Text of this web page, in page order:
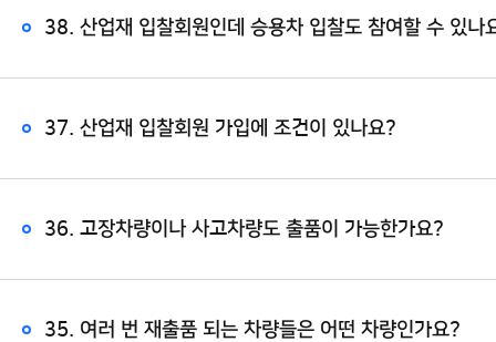
38. 산업재 입찰회원인데 승용차 입찰도 참여할 수 있나
37. 산업재 입찰회원 가입에 조건이 있나요?
36. 고장차량이나 사고차량도 출품이 가능한가요?
35. 여러 번 재출품 되는 차량들은 어떤 차량인가요?